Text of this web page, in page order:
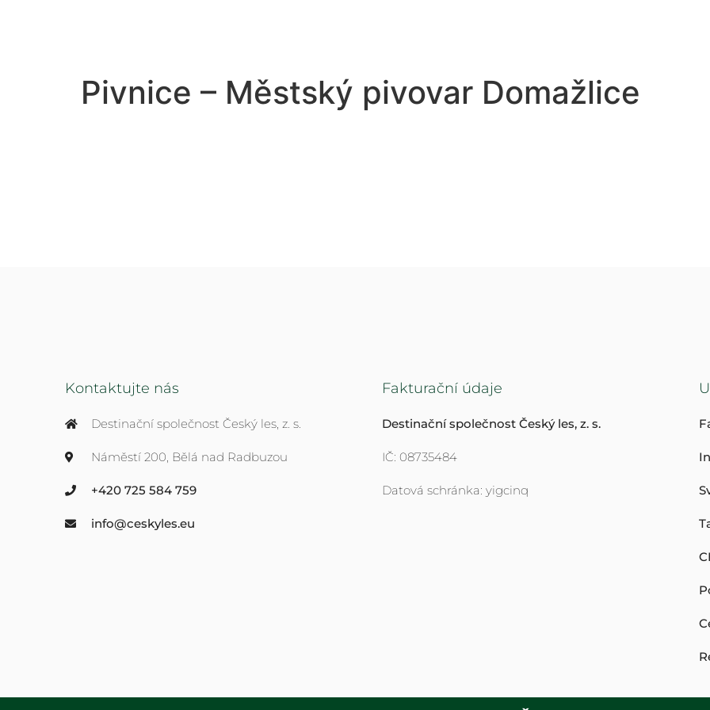
Pivnice – Městský pivovar Domažlice
Kontaktujte nás
Destinační společnost Český les, z. s.
Náměstí 200, Bělá nad Radbuzou
+420 725 584 759
info@ceskyles.eu
Fakturační údaje
Destinační společnost Český les, z. s.
IČ: 08735484
Datová schránka: yigcinq